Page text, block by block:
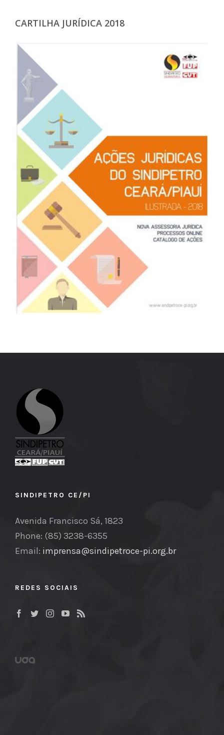
CARTILHA JURÍDICA 2018
SINDIPETRO CE/PI
Avenida Francisco Sá, 1823
Phone: (85) 3238-6355
Email: imprensa@sindipetroce-pi.org.br
REDES SOCIAIS